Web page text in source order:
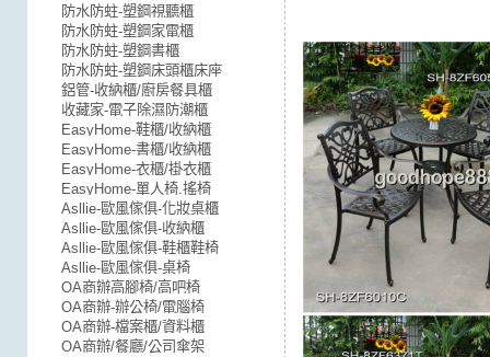
防水防蛀-塑鋼視聽櫃
防水防蛀-塑鋼家電櫃
防水防蛀-塑鋼書櫃
防水防蛀-塑鋼床頭櫃床座
鋁管-收納櫃/廚房餐具櫃
收藏家-電子除濕防潮櫃
EasyHome-鞋櫃/收納櫃
EasyHome-書櫃/收納櫃
EasyHome-衣櫃/掛衣櫃
EasyHome-單人椅.搖椅
Asllie-歐風傢俱-化妝桌櫃
Asllie-歐風傢俱-收納櫃
Asllie-歐風傢俱-鞋櫃鞋椅
Asllie-歐風傢俱-桌椅
OA商辦高腳椅/高吧椅
OA商辦-辦公椅/電腦椅
OA商辦-檔案櫃/資料櫃
OA商辦/餐廳/公司傘架